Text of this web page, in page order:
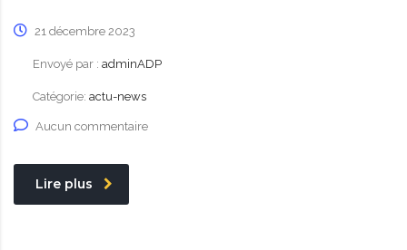
21 décembre 2023
Envoyé par : adminADP
Catégorie: actu-news
Aucun commentaire
Lire plus